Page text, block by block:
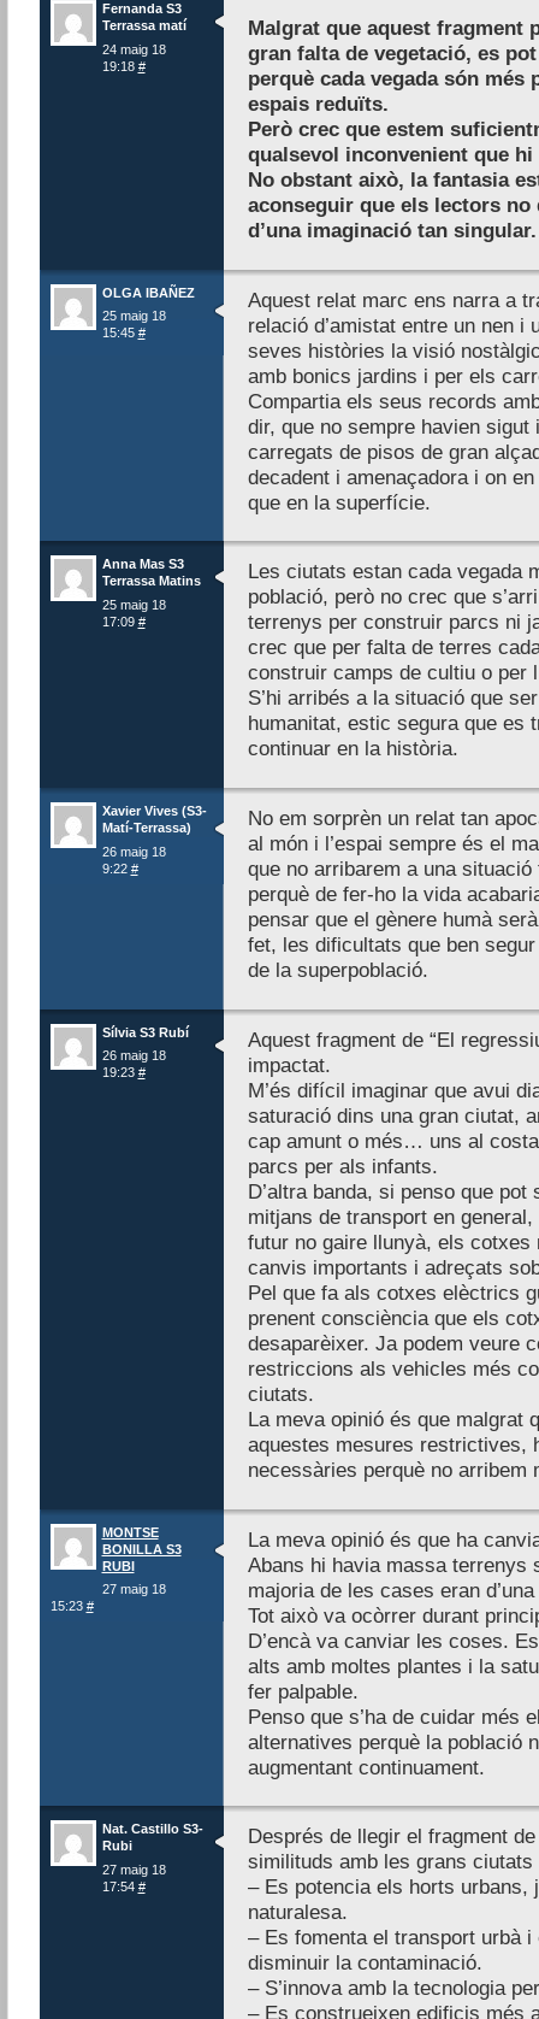
Fernanda S3
Terrassa matí
24 maig 18
19:18 #
Malgrat que aquest fragment
gran falta de vegetació, es
perquè cada vegada són més
espais reduïts.
Però crec que estem
qualsevol inconvenient que hi
No obstant això, la fantasia
aconseguir que els lectors
d’una imaginació tan singular.
OLGA IBAÑEZ
25 maig 18
15:45 #
Aquest relat marc ens narra a
relació d’amistat entre un nen
seves històries la visió
amb bonics jardins i per els
Compartia els seus records
dir, que no sempre havien
carregats de pisos de gran
decadent i amenaçadora i on
que en la superfície.
Anna Mas S3
Terrassa Matins
25 maig 18
17:09 #
Les ciutats estan cada vegada
població, però no crec que
terrenys per construir parcs ni
crec que per falta de terres
construir camps de cultiu o per
S’hi arribés a la situació que
humanitat, estic segura que es
continuar en la història.
Xavier Vives (S3-
Matí-Terrassa)
26 maig 18
9:22 #
No em sorprèn un relat tan
al món i l’espai sempre és el
que no arribarem a una
perquè de fer-ho la vida
pensar que el gènere humà
fet, les dificultats que ben
de la superpoblació.
Sílvia S3 Rubí
26 maig 18
19:23 #
Aquest fragment de “El
impactat.
M’és difícil imaginar que avui
saturació dins una gran ciutat,
cap amunt o més… uns al
parcs per als infants.
D’altra banda, si penso que
mitjans de transport en
futur no gaire llunyà, els
canvis importants i adreçats
Pel que fa als cotxes elèctrics
prenent consciència que els
desaparèixer. Ja podem veure
restriccions als vehicles més
ciutats.
La meva opinió és que malgrat
aquestes mesures restrictives,
necessàries perquè no
MONTSE
BONILLA S3
RUBI
27 maig 18
15:23 #
La meva opinió és que ha
Abans hi havia massa
majoria de les cases eran
Tot això va ocòrrer durant
D’encà va canviar les coses.
alts amb moltes plantes i la
fer palpable.
Penso que s’ha de cuidar més
alternatives perquè la població
augmentant continuament.
Nat. Castillo S3-
Rubi
27 maig 18
17:54 #
Després de llegir el fragment
similituds amb les grans ciutats
– Es potencia els horts
naturalesa.
– Es fomenta el transport urbà
disminuir la contaminació.
– S’innova amb la tecnologia
– Es construeixen edificis més